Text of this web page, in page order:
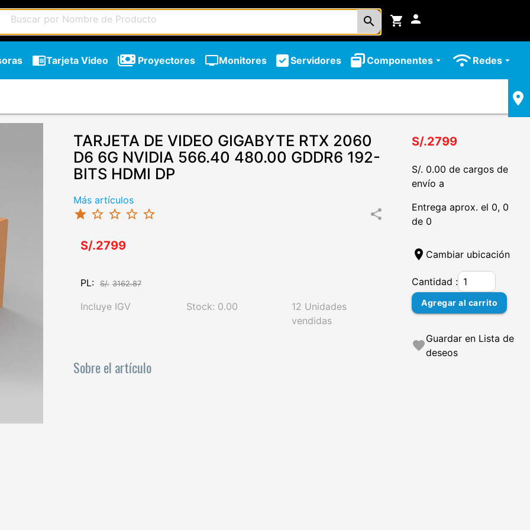
search shopping_cart person
chrome_reader_modeTarjeta Video Proyectores tvMonitores Servidores Componentesarrow_drop_down Redes arrow_drop_down
TARJETA DE VIDEO GIGABYTE RTX 2060
D6 6G NVIDIA 566.40 480.00 GDDR6 192-
BITS HDMI DP
Más artículos
star star_border star_border star_border star_border share
S/.2799
PL: S/. 3162.87
Incluye IGV Stock: 0.00
12 Unidades
vendidas
Sobre el artículo
S/.2799
S/. 0.00 de cargos de
envío a
Entrega aprox. el 0, 0
de 0
location_on Cambiar ubicación
Cantidad :
Agregar al carrito
favoriteGuardar en Lista de
deseos